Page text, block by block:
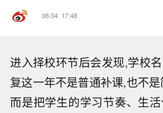
06.04 17:48
进入择校环节后会发现,学校
复这一年不是普通补课,也不
而是把学生的学习节奏、生活